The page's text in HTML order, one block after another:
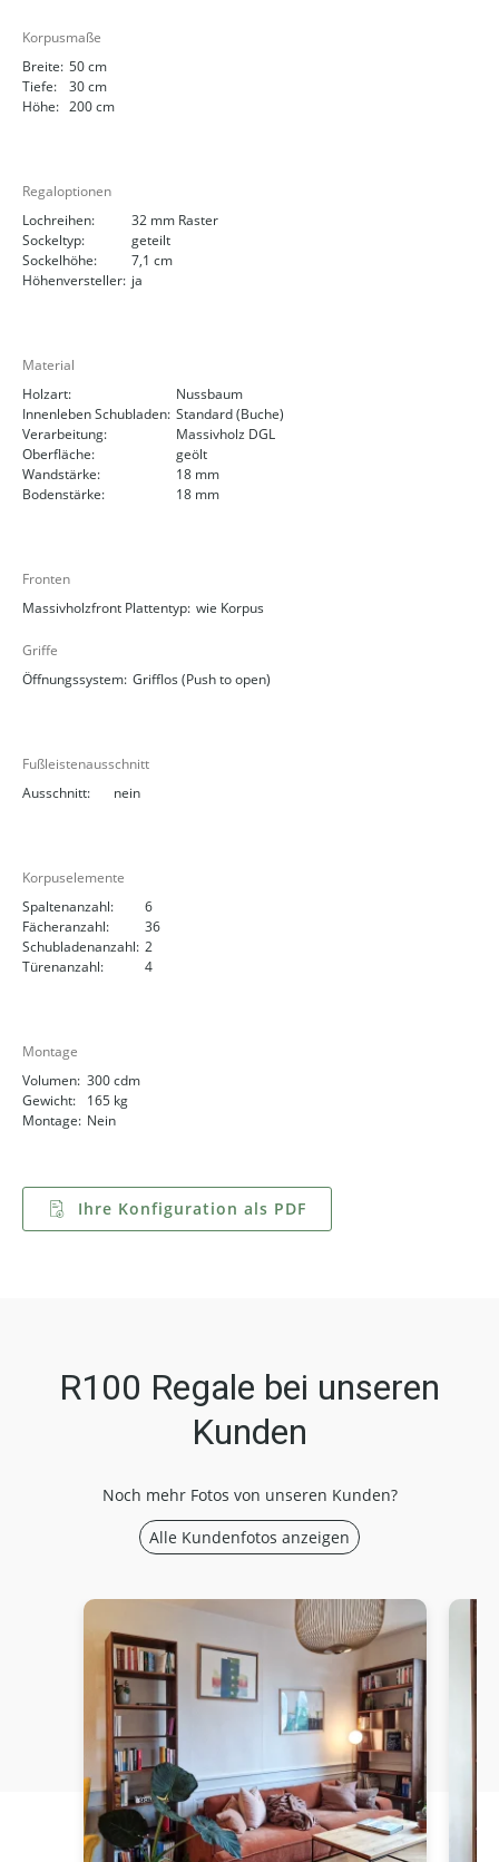
Korpusmaße
Breite: 50 cm
Tiefe:
30 cm
Höhe: 200 cm
Regaloptionen
Lochreihen:
32 mm Raster
Sockeltyp:
geteilt
Sockelhöhe:
7,1 cm
Höhenversteller: ja
Material
Holzart:
Nussbaum
Innenleben Schubladen: Standard (Buche)
Verarbeitung:
Massivholz DGL
Oberfläche:
geölt
Wandstärke:
18 mm
Bodenstärke:
18 mm
Fronten
Massivholzfront Plattentyp: wie Korpus
Griffe
Öffnungssystem: Grifflos (Push to open)
Fußleistenausschnitt
Ausschnitt:
nein
Korpuselemente
Spaltenanzahl:
6
Fächeranzahl:
36
Schubladenanzahl: 2
Türenanzahl:
4
Montage
Volumen: 300 cdm
Gewicht:
165 kg
Montage: Nein
Ihre Konfiguration als PDF
R100 Regale bei unseren
Kunden
Noch mehr Fotos von unseren Kunden?
Alle Kundenfotos anzeigen